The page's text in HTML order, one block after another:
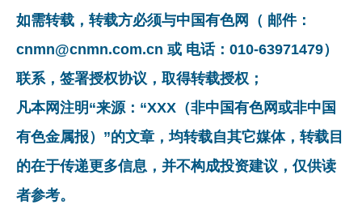
如需转载，转载方必须与中国有色网（ 邮件：
cnmn@cnmn.com.cn 或 电话：010-63971479）
联系，签署授权协议，取得转载授权；
凡本网注明“来源：“XXX（非中国有色网或非中国
有色金属报）”的文章，均转载自其它媒体，转载目
的在于传递更多信息，并不构成投资建议，仅供读
者参考。